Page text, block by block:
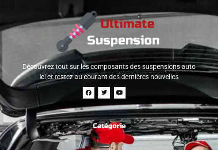
Découvrez tout sur les composants des suspensions auto
ici et restez au courant des dernières nouvelles
Catégorie